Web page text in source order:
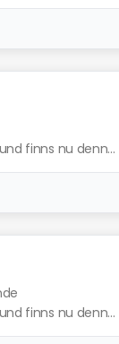
finns nu denn...
finns nu denn...